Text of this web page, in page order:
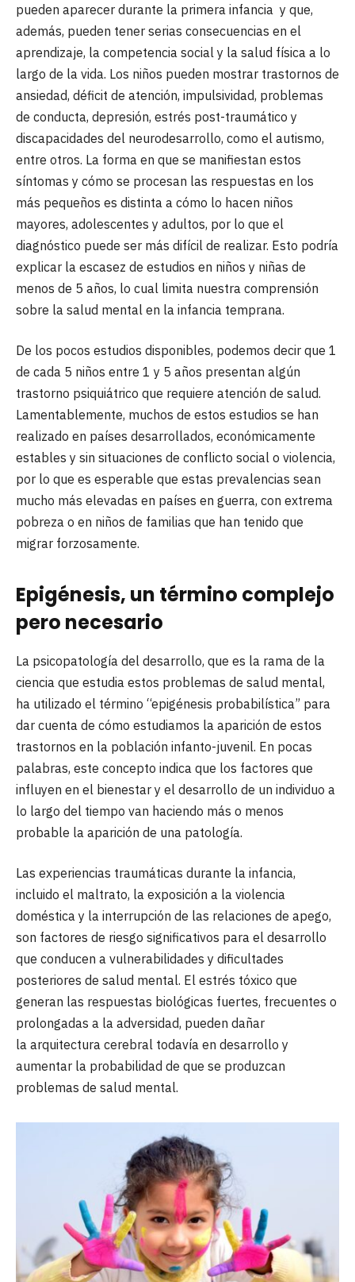
pueden aparecer durante la primera infancia y que,
además, pueden tener serias consecuencias en el
aprendizaje, la competencia social y la salud física a lo
largo de la vida. Los niños pueden mostrar trastornos de
ansiedad, déficit de atención, impulsividad, problemas
de conducta, depresión, estrés post-traumático y
discapacidades del neurodesarrollo, como el autismo,
entre otros. La forma en que se manifiestan estos
síntomas y cómo se procesan las respuestas en los
más pequeños es distinta a cómo lo hacen niños
mayores, adolescentes y adultos, por lo que el
diagnóstico puede ser más difícil de realizar. Esto podría
explicar la escasez de estudios en niños y niñas de
menos de 5 años, lo cual limita nuestra comprensión
sobre la salud mental en la infancia temprana.
De los pocos estudios disponibles, podemos decir que 1
de cada 5 niños entre 1 y 5 años presentan algún
trastorno psiquiátrico que requiere atención de salud.
Lamentablemente, muchos de estos estudios se han
realizado en países desarrollados, económicamente
estables y sin situaciones de conflicto social o violencia,
por lo que es esperable que estas prevalencias sean
mucho más elevadas en países en guerra, con extrema
pobreza o en niños de familias que han tenido que
migrar forzosamente.
Epigénesis, un término complejo
pero necesario
La psicopatología del desarrollo, que es la rama de la
ciencia que estudia estos problemas de salud mental,
ha utilizado el término “epigénesis probabilística” para
dar cuenta de cómo estudiamos la aparición de estos
trastornos en la población infanto-juvenil. En pocas
palabras, este concepto indica que los factores que
influyen en el bienestar y el desarrollo de un individuo a
lo largo del tiempo van haciendo más o menos
probable la aparición de una patología.
Las experiencias traumáticas durante la infancia,
incluido el maltrato, la exposición a la violencia
doméstica y la interrupción de las relaciones de apego,
son factores de riesgo significativos para el desarrollo
que conducen a vulnerabilidades y dificultades
posteriores de salud mental. El estrés tóxico que
generan las respuestas biológicas fuertes, frecuentes o
prolongadas a la adversidad, pueden dañar
la arquitectura cerebral todavía en desarrollo y
aumentar la probabilidad de que se produzcan
problemas de salud mental.